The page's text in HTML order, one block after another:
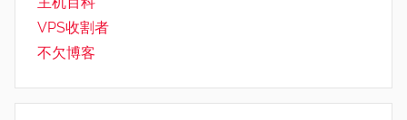
VPS收割者
不欠博客